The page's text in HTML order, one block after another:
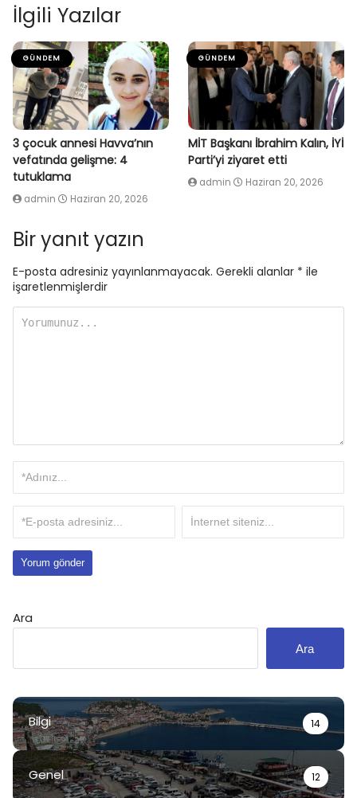
İlgili Yazılar
GÜNDEM
3 çocuk annesi Havva’nın
vefatında gelişme: 4
tutuklama
admin Haziran 20, 2026
GÜNDEM
MİT Başkanı İbrahim Kalın, İYİ
Parti’yi ziyaret etti
admin Haziran 20, 2026
Bir yanıt yazın
E-posta adresiniz yayınlanmayacak. Gerekli alanlar * ile
işaretlenmişlerdir
Ara
Ara
Bilgi 14
Genel 12